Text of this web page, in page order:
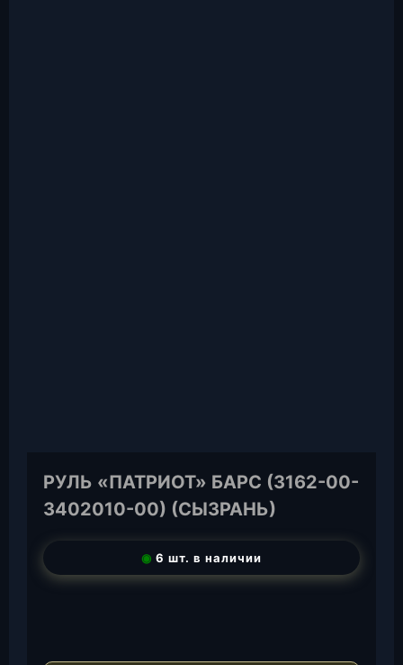
РУЛЬ «ПАТРИОТ» БАРС (3162-00-
3402010-00) (СЫЗРАНЬ)
◉ 6 шт. в наличии
ea